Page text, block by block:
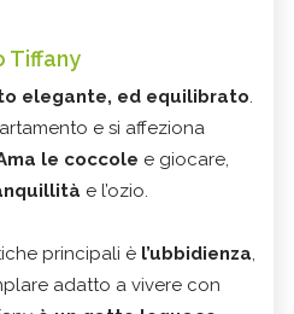
Tiffany
elegante, ed equilibrato.
e si affeziona
le coccole e giocare,
e l’ozio.
principali è l’ubbidienza,
adatto a vivere con